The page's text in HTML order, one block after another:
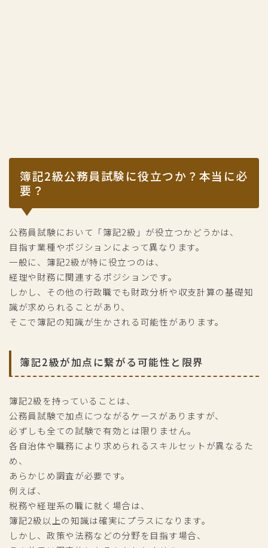
簿記2級公務員試験に役立つか？本当に必
要？
公務員試験において「簿記2級」が役立つかどうかは、
目指す業種やポジションによって異なります。
一般に、簿記2級が特に役立つのは、
経理や財務に関連するポジションです。
しかし、その他の行政職でも財政分析や収支計算の基礎知
識が求められることがあり、
そこで簿記の知識が生かされる可能性があります。
簿記2級が加点に繋がる可能性と限界
簿記2級を持っていることは、
公務員試験で加点につながるケースがありますが、
必ずしも全ての試験で有効とは限りません。
各自治体や職務により求められるスキルセットが異なるた
め、
あらかじめ調査が必要です。
例えば、
税務や経理系の職に就く場合は、
簿記2級以上の知識は確実にプラスになります。
しかし、政策や法務などの分野を目指す場合、